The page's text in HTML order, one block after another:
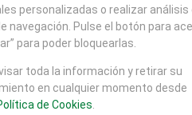
personalizadas o realizar análisis
navegación. Pulse el botón para
para poder bloquearlas.
toda la información y retirar su
en cualquier momento desde
de Cookies